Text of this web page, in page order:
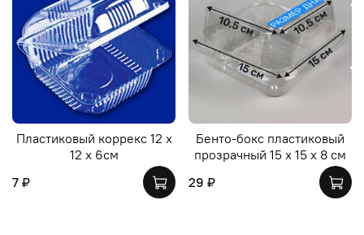
Пластиковый коррекс 12 х
12 х 6см
7 ₽
Бенто-бокс пластиковый
прозрачный 15 х 15 х 8 см
29 ₽